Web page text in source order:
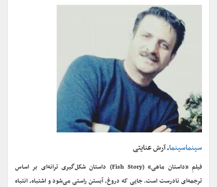
سینماسینما، آرش عنایتی
فیلمِ «داستان ماهی» (Fish Story) داستان شکل‌گیری ترانه‌ای بر اساس
ترجمه‌ای نادرست است. جایی که دروغ، آبستن راستی می‌شود و اشتباه، انتباه